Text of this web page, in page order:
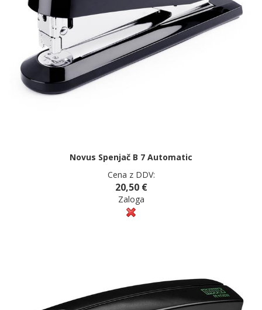
Novus Spenjač B 7 Automatic
Cena z DDV:
20,50 €
Zaloga